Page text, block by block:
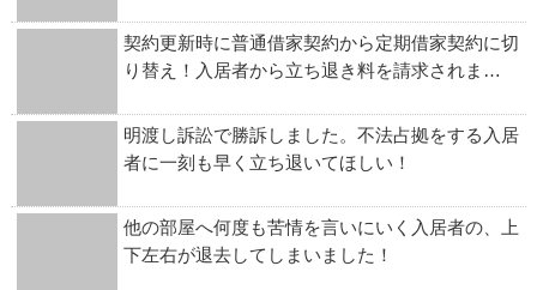
契約更新時に普通借家契約から定期借家契約に切
り替え！入居者から立ち退き料を請求されま…
明渡し訴訟で勝訴しました。不法占拠をする入居
者に一刻も早く立ち退いてほしい！
他の部屋へ何度も苦情を言いにいく入居者の、上
下左右が退去してしまいました！